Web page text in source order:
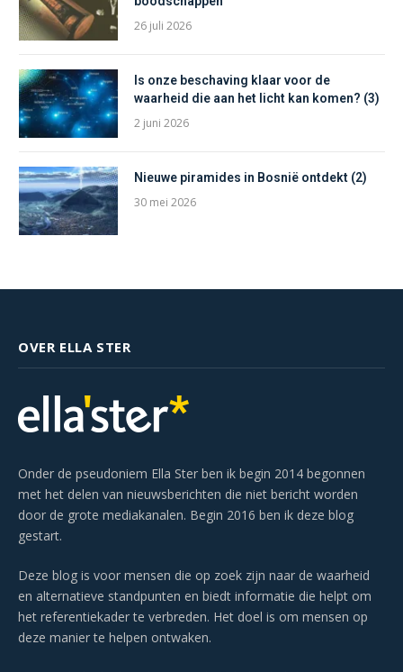
26 juli 2026
Is onze beschaving klaar voor de
waarheid die aan het licht kan komen? (3)
2 juni 2026
Nieuwe piramides in Bosnië ontdekt (2)
30 mei 2026
OVER ELLA STER
Onder de pseudoniem Ella Ster ben ik begin 2014 begonnen
met het delen van nieuwsberichten die niet bericht worden
door de grote mediakanalen. Begin 2016 ben ik deze blog
gestart.
Deze blog is voor mensen die op zoek zijn naar de waarheid
en alternatieve standpunten en biedt informatie die helpt om
het referentiekader te verbreden. Het doel is om mensen op
deze manier te helpen ontwaken.